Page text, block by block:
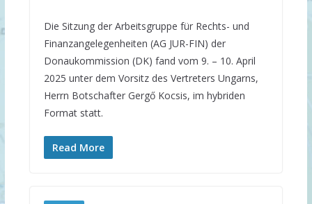
Die Sitzung der Arbeitsgruppe für Rechts- und
Finanzangelegenheiten (AG JUR-FIN) der
Donaukommission (DK) fand vom 9. – 10. April
2025 unter dem Vorsitz des Vertreters Ungarns,
Herrn Botschafter Gergő Kocsis, im hybriden
Format statt.
Read More